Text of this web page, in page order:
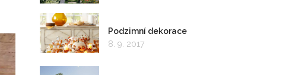
Podzimní dekorace
8. 9. 2017